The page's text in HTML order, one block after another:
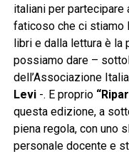
italiani per partecipare
faticoso che ci stiamo
libri e dalla lettura è
possiamo dare –
dell’Associazione
Levi-. E proprio
questa edizione, a
piena regola, con uno
personale docente e